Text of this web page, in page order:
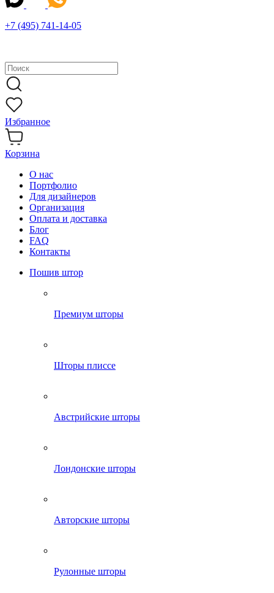
+7 (495) 741-14-05
Избранное
Корзина
О нас
Портфолио
Для дизайнеров
Организация
Оплата и доставка
Блог
FAQ
Контакты
Пошив штор
Премиум шторы
Шторы плиссе
Австрийские шторы
Лондонские шторы
Авторские шторы
Рулонные шторы